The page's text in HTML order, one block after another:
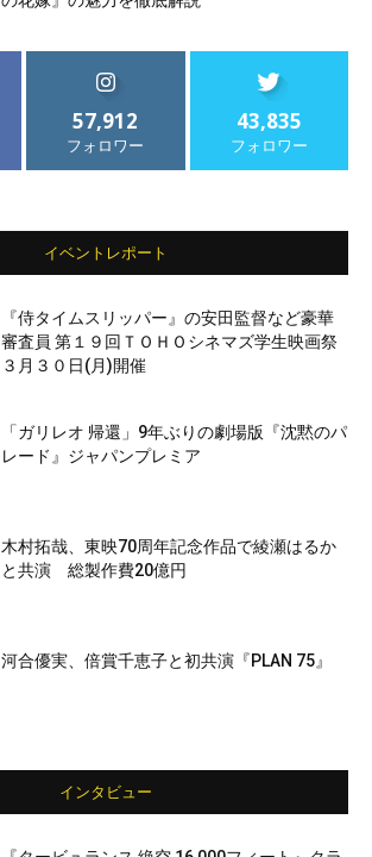
57,912
フォロワー
43,835
フォロワー
イベントレポート
『侍タイムスリッパー』の安田監督など豪華
審査員 第１９回ＴＯＨＯシネマズ学生映画祭
３月３０日(月)開催
「ガリレオ 帰還」9年ぶりの劇場版『沈黙のパ
レード』ジャパンプレミア
木村拓哉、東映70周年記念作品で綾瀬はるか
と共演 総製作費20億円
河合優実、倍賞千恵子と初共演『PLAN 75』
インタビュー